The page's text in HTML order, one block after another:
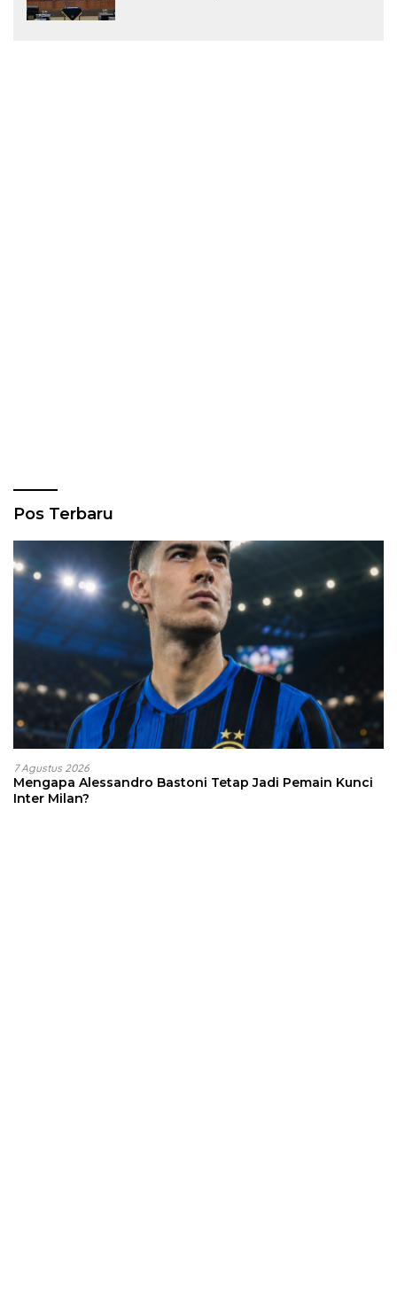
Pos Terbaru
7 Agustus 2026
Mengapa Alessandro Bastoni Tetap Jadi Pemain Kunci
Inter Milan?